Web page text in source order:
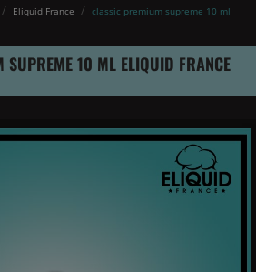
Eliquid France
classic premium supreme 10 ml
SUPREME 10 ML ELIQUID FRANCE